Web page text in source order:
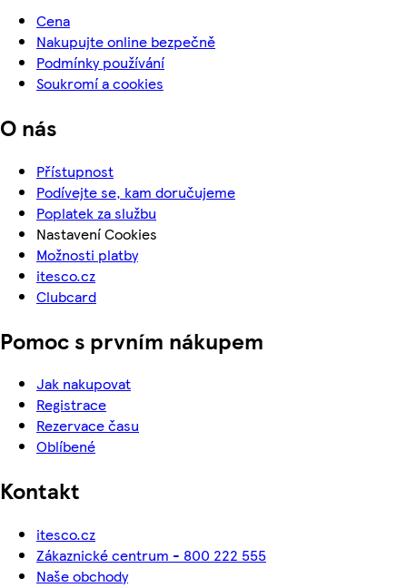
Cena
Nakupujte online bezpečně
Podmínky používání
Soukromí a cookies
O nás
Přístupnost
Podívejte se, kam doručujeme
Poplatek za službu
Nastavení Cookies
Možnosti platby
itesco.cz
Clubcard
Pomoc s prvním nákupem
Jak nakupovat
Registrace
Rezervace času
Oblíbené
Kontakt
itesco.cz
Zákaznické centrum - 800 222 555
Naše obchody